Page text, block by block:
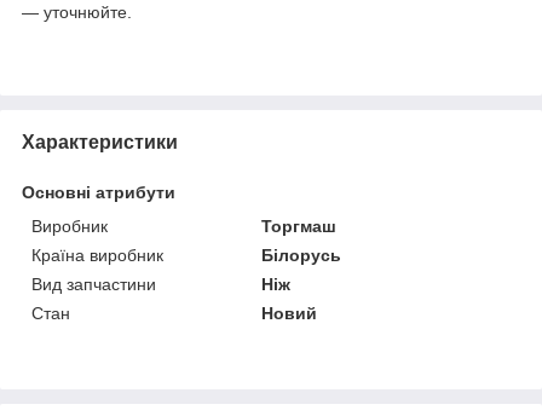
— уточнюйте.
Характеристики
Основні атрибути
Виробник
Торгмаш
Країна виробник
Білорусь
Вид запчастини
Ніж
Стан
Новий